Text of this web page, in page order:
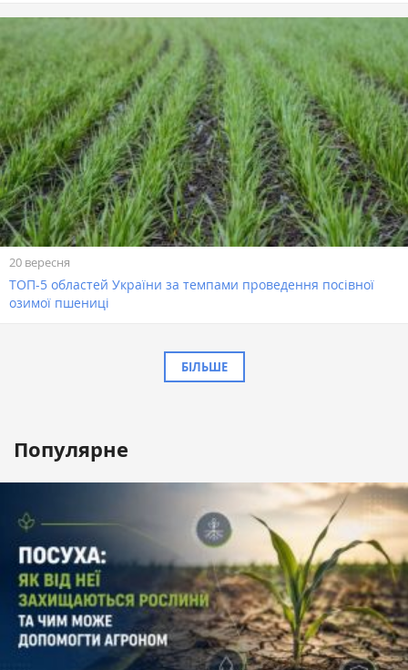
20 вересня
ТОП-5 областей України за темпами проведення посівної
озимої пшениці
БІЛЬШЕ
Популярне